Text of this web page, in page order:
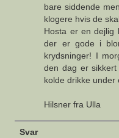
bare siddende
klogere hvis de
Hosta er en dejlig
der er gode i
krydsninger! I
den dag er
kolde drikke under
Hilsner fra Ulla
Svar